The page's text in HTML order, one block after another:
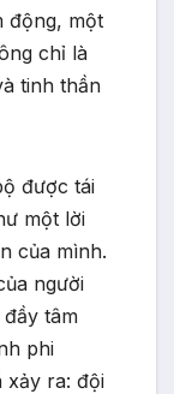
động, một
chỉ là
tinh thần
được tái
một lời
của mình.
người
tâm
phi
xảy ra: đội